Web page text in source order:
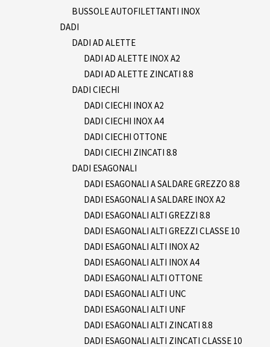
BUSSOLE AUTOFILETTANTI INOX
DADI
DADI AD ALETTE
DADI AD ALETTE INOX A2
DADI AD ALETTE ZINCATI 8.8
DADI CIECHI
DADI CIECHI INOX A2
DADI CIECHI INOX A4
DADI CIECHI OTTONE
DADI CIECHI ZINCATI 8.8
DADI ESAGONALI
DADI ESAGONALI A SALDARE GREZZO 8.8
DADI ESAGONALI A SALDARE INOX A2
DADI ESAGONALI ALTI GREZZI 8.8
DADI ESAGONALI ALTI GREZZI CLASSE 10
DADI ESAGONALI ALTI INOX A2
DADI ESAGONALI ALTI INOX A4
DADI ESAGONALI ALTI OTTONE
DADI ESAGONALI ALTI UNC
DADI ESAGONALI ALTI UNF
DADI ESAGONALI ALTI ZINCATI 8.8
DADI ESAGONALI ALTI ZINCATI CLASSE 10